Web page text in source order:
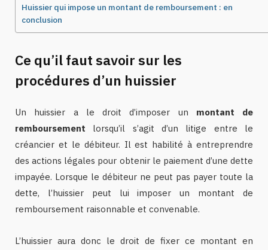
Huissier qui impose un montant de remboursement : en
conclusion
Ce qu’il faut savoir sur les
procédures d’un huissier
Un huissier a le droit d’imposer un montant de
remboursement lorsqu’il s’agit d’un litige entre le
créancier et le débiteur. Il est habilité à entreprendre
des actions légales pour obtenir le paiement d’une dette
impayée. Lorsque le débiteur ne peut pas payer toute la
dette, l’huissier peut lui imposer un montant de
remboursement raisonnable et convenable.
L’huissier aura donc le droit de fixer ce montant en